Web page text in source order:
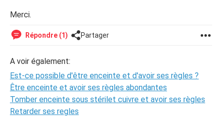
Merci.
Répondre (1) Partager
A voir également:
Est-ce possible d'être enceinte et d'avoir ses règles ?
Être enceinte et avoir ses règles abondantes
Tomber enceinte sous stérilet cuivre et avoir ses règles
Retarder ses regles